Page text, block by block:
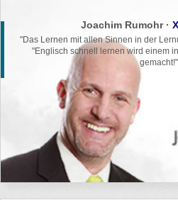
Joachim Rumohr ·
"Das Lernen mit allen Sinnen in der
"Englisch schnell lernen wird einem in
gemacht!"